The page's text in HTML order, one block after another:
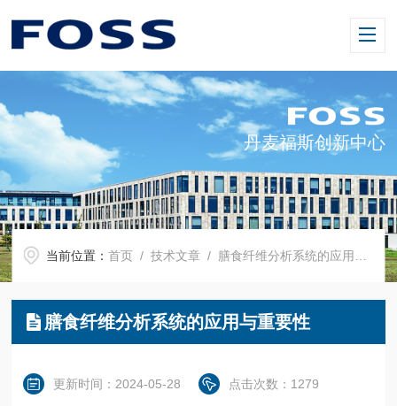
丹麦福斯创新中心
当前位置：首页 /技术文章 / 膳食纤维分析系统的应用与重要性
膳食纤维分析系统的应用与重要性
更新时间：2024-05-28 点击次数：1279